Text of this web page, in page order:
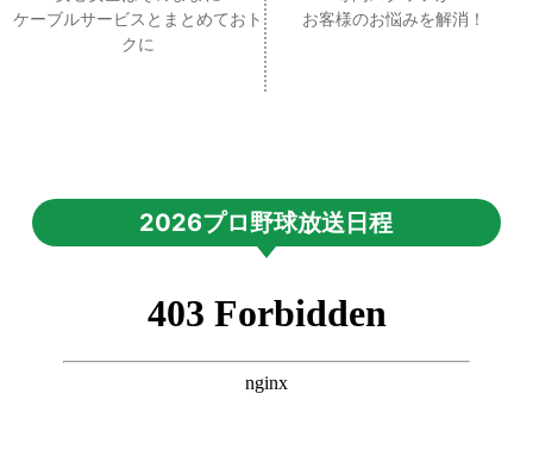
ケーブルサービスとまとめておト
クに
お客様のお悩みを解消！
2026プロ野球放送日程